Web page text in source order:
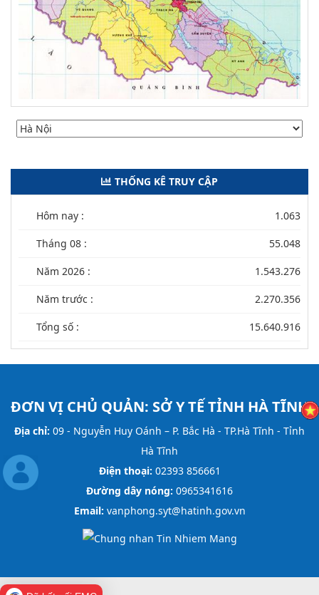
THỐNG KÊ TRUY CẬP
Hôm nay : 1.063
Tháng 08 : 55.048
Năm 2026 : 1.543.276
Năm trước : 2.270.356
Tổng số : 15.640.916
ĐƠN VỊ CHỦ QUẢN: SỞ Y TẾ TỈNH HÀ TĨNH
Địa chỉ: 09 - Nguyễn Huy Oánh – P. Bắc Hà - TP.Hà Tĩnh - Tỉnh
Hà Tĩnh
Điện thoại: 02393 856661
Đường dây nóng: 0965341616
Email: vanphong.syt@hatinh.gov.vn